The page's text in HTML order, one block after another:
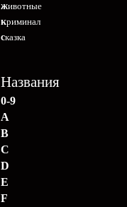
животные
криминал
сказка
Названия
0-9
A
B
C
D
E
F